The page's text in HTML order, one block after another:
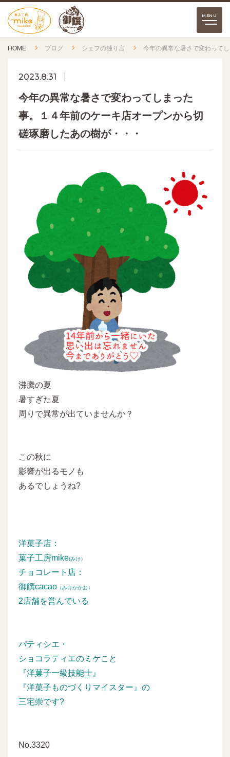
HOME ブログ シェフの独り言 今年の異常な暑さで変わって
2023.8.31
今年の異常な暑さで変わってしまった
事。１４年前のケーキ店オープンから切
磋琢磨したあの樹が・・・
沸騰の夏
暑すぎた夏
周りで異常が出ていませんか？
この秋に
影響が出るモノも
あるでしょうね?
洋菓子店：
菓子工房mike(みけ）
チョコレート店：
御饌cacao （みけかかお）
2店舗を営んでいる
パティシエ・
ショコラティエのミケこと
『洋菓子一級技能士』
『洋菓子ものづくりマイスター』の
三宅崇です?
No.3320